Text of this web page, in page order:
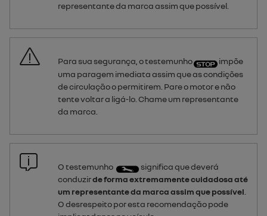
representante da marca assim que possível.
Para sua segurança, o testemunho
impõe
uma paragem imediata assim que as condições
de circulação o permitirem. Pare o motor e não
tente voltar a ligá-lo. Chame um representante
da marca.
O testemunho
significa que deverá
conduzirde forma extremamente cuidadosa até
um representante da marca assim que possível
O desrespeito por esta recomendação pode